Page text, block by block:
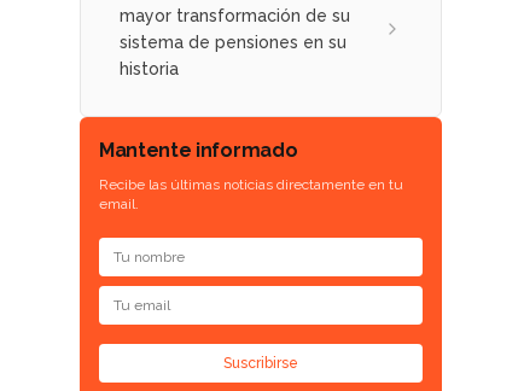
mayor transformación de su
sistema de pensiones en su
historia
Mantente informado
Recibe las últimas noticias directamente en tu
email.
Suscribirse